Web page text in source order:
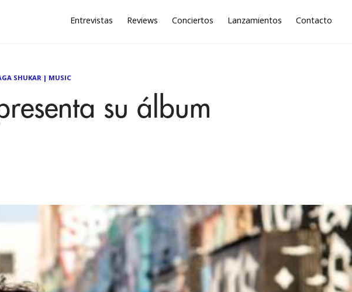
Entrevistas Reviews Conciertos Lanzamientos Contacto
SHUKAR| MUSIC
su álbum